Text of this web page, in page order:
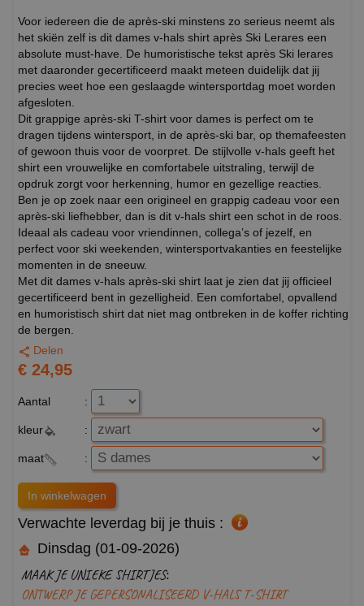
Voor iedereen die de après-ski minstens zo serieus neemt als
het skiën zelf is dit dames v-hals shirt après Ski Lerares een
absolute must-have. De humoristische tekst après Ski lerares
met daaronder gecertificeerd maakt meteen duidelijk dat jij
precies weet hoe een geslaagde wintersportdag moet worden
afgesloten.
Dit grappige après-ski T-shirt voor dames is perfect om te
dragen tijdens wintersport, in de après-ski bar, op themafeesten
of gewoon thuis voor de voorpret. De stijlvolle v-hals geeft het
shirt een vrouwelijke en comfortabele uitstraling, terwijl de
opdruk zorgt voor herkenning, humor en gezellige reacties.
Ben je op zoek naar een origineel en grappig cadeau voor een
après-ski liefhebber, dan is dit v-hals shirt een schot in de roos.
Ideaal als cadeau voor vriendinnen, collega’s of jezelf, en
perfect voor ski weekenden, wintersportvakanties en feestelijke
momenten in de sneeuw.
Met dit dames v-hals après-ski shirt laat je zien dat jij officieel
gecertificeerd bent in gezelligheid. Een comfortabel, opvallend
en humoristisch shirt dat niet mag ontbreken in de koffer richting
de bergen.
Delen
€ 24,95
Aantal :
kleur :
maat :
Verwachte leverdag bij je thuis :
Dinsdag (01-09-2026)
MAAK JE UNIEKE SHIRTJES:
ONTWERP JE GEPERSONALISEERD V-HALS T-SHIRT